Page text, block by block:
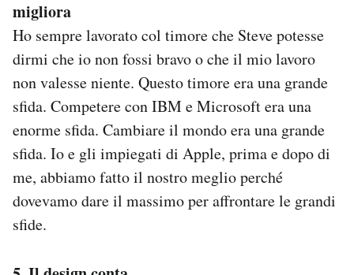
migliora
Ho sempre lavorato col timore che Steve potesse
dirmi che io non fossi bravo o che il mio lavoro
non valesse niente. Questo timore era una grande
sfida. Competere con IBM e Microsoft era una
enorme sfida. Cambiare il mondo era una grande
sfida. Io e gli impiegati di Apple, prima e dopo di
me, abbiamo fatto il nostro meglio perché
dovevamo dare il massimo per affrontare le grandi
sfide.